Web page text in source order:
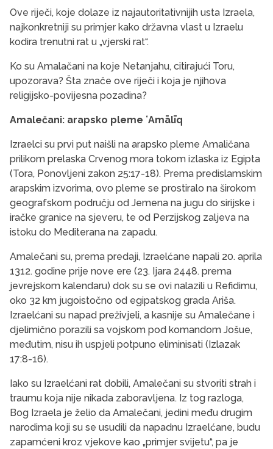
Ove riječi, koje dolaze iz najautoritativnijih usta Izraela,
najkonkretniji su primjer kako državna vlast u Izraelu
kodira trenutni rat u „vjerski rat“.
Ko su Amalačani na koje Netanjahu, citirajući Toru,
upozorava? Šta znače ove riječi i koja je njihova
religijsko-povijesna pozadina?
Amalečani: arapsko pleme ʻAmālīq
Izraelci su prvi put naišli na arapsko pleme Amaličana
prilikom prelaska Crvenog mora tokom izlaska iz Egipta
(Tora, Ponovljeni zakon 25:17-18). Prema predislamskim
arapskim izvorima, ovo pleme se prostiralo na širokom
geografskom području od Jemena na jugu do sirijske i
iračke granice na sjeveru, te od Perzijskog zaljeva na
istoku do Mediterana na zapadu.
Amalečani su, prema predaji, Izraelćane napali 20. aprila
1312. godine prije nove ere (23. Ijara 2448. prema
jevrejskom kalendaru) dok su se ovi nalazili u Refidimu,
oko 32 km jugoistočno od egipatskog grada Ariša.
Izraelćani su napad preživjeli, a kasnije su Amalečane i
djelimično porazili sa vojskom pod komandom Jošue,
međutim, nisu ih uspjeli potpuno eliminisati (Izlazak
17:8-16).
Iako su Izraelćani rat dobili, Amalečani su stvoriti strah i
traumu koja nije nikada zaboravljena. Iz tog razloga,
Bog Izraela je želio da Amalečani, jedini među drugim
narodima koji su se usudili da napadnu Izraelćane, budu
zapamćeni kroz vjekove kao „primjer svijetu“, pa je